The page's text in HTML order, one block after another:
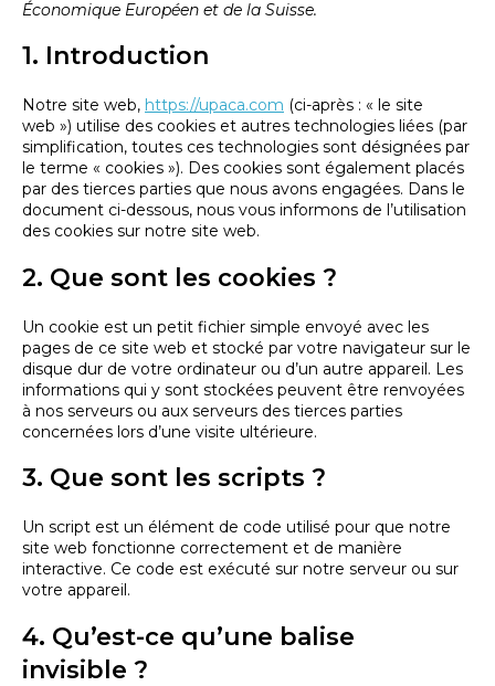
Économique Européen et de la Suisse.
1. Introduction
Notre site web, https://upaca.com (ci-après : « le site
web ») utilise des cookies et autres technologies liées (par
simplification, toutes ces technologies sont désignées par
le terme « cookies »). Des cookies sont également placés
par des tierces parties que nous avons engagées. Dans le
document ci-dessous, nous vous informons de l’utilisation
des cookies sur notre site web.
2. Que sont les cookies ?
Un cookie est un petit fichier simple envoyé avec les
pages de ce site web et stocké par votre navigateur sur le
disque dur de votre ordinateur ou d’un autre appareil. Les
informations qui y sont stockées peuvent être renvoyées
à nos serveurs ou aux serveurs des tierces parties
concernées lors d’une visite ultérieure.
3. Que sont les scripts ?
Un script est un élément de code utilisé pour que notre
site web fonctionne correctement et de manière
interactive. Ce code est exécuté sur notre serveur ou sur
votre appareil.
4. Qu’est-ce qu’une balise
invisible ?